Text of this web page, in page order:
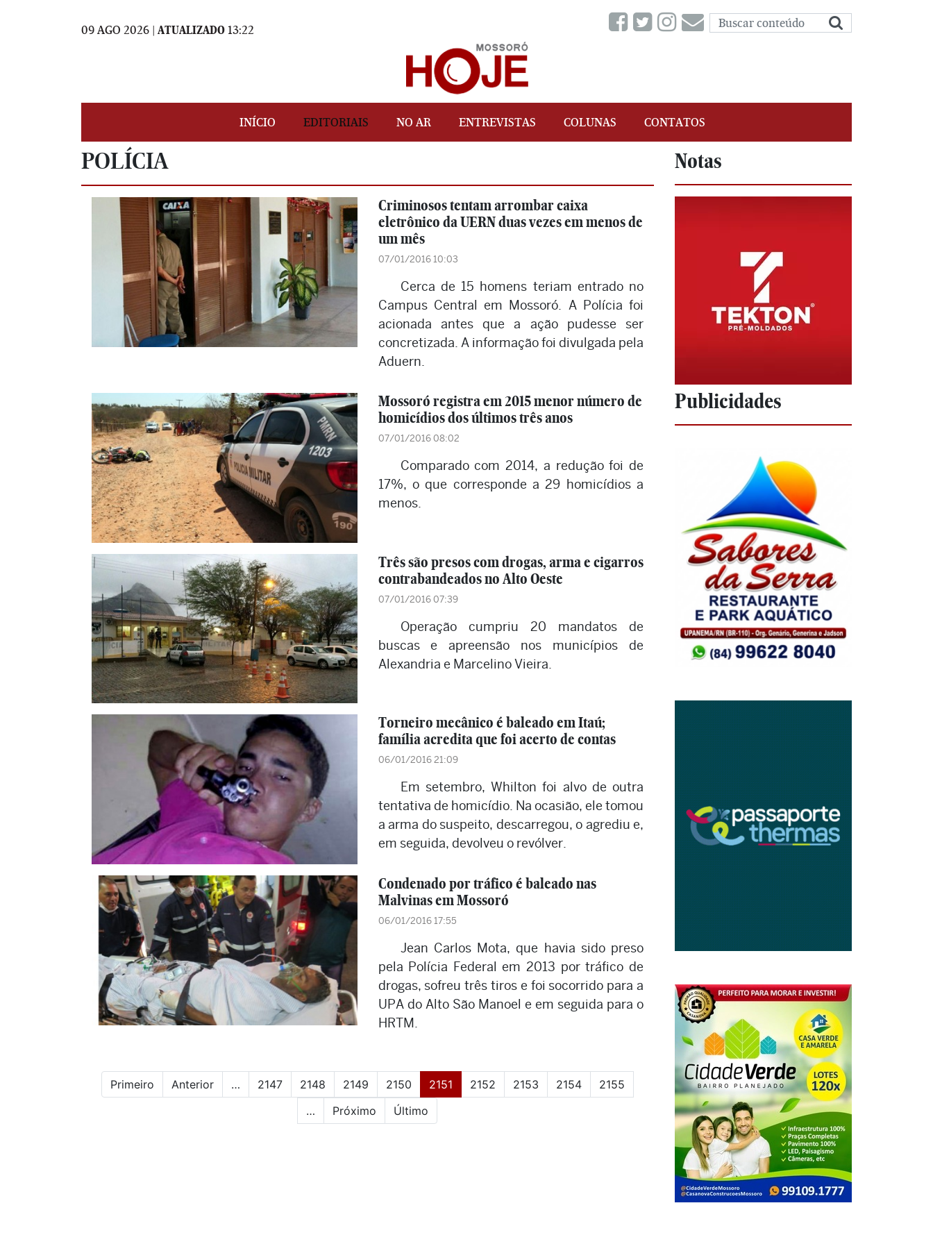
09 AGO 2026 | ATUALIZADO 13:22
INÍCIO EDITORIAIS NO AR ENTREVISTAS COLUNAS CONTATOS
POLÍCIA
Criminosos tentam arrombar caixa
eletrônico da UERN duas vezes em menos de
um mês
07/01/2016 10:03
Cerca de 15 homens teriam entrado no
Campus Central em Mossoró. A Polícia foi
acionada antes que a ação pudesse ser
concretizada. A informação foi divulgada pela
Aduern.
Mossoró registra em 2015 menor número de
homicídios dos últimos três anos
07/01/2016 08:02
Comparado com 2014, a redução foi de
17%, o que corresponde a 29 homicídios a
menos.
Três são presos com drogas, arma e cigarros
contrabandeados no Alto Oeste
07/01/2016 07:39
Operação cumpriu 20 mandatos de
buscas e apreensão nos municípios de
Alexandria e Marcelino Vieira.
Torneiro mecânico é baleado em Itaú;
família acredita que foi acerto de contas
06/01/2016 21:09
Em setembro, Whilton foi alvo de outra
tentativa de homicídio. Na ocasião, ele tomou
a arma do suspeito, descarregou, o agrediu e,
em seguida, devolveu o revólver.
Condenado por tráfico é baleado nas
Malvinas em Mossoró
06/01/2016 17:55
Jean Carlos Mota, que havia sido preso
pela Polícia Federal em 2013 por tráfico de
drogas, sofreu três tiros e foi socorrido para a
UPA do Alto São Manoel e em seguida para o
HRTM.
Primeiro Anterior … 2147 2148 2149 2150 2151 (current)
2152 2153 2154
2155
…
Próximo Último
Notas
Publicidades